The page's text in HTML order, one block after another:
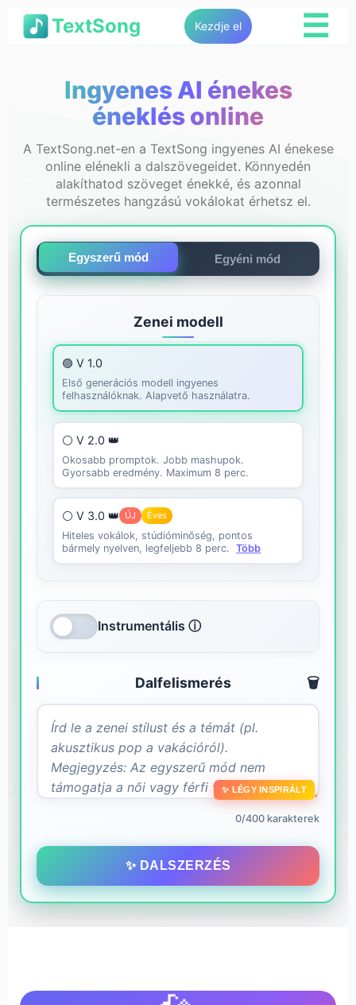
TextSong Kezdje el ☰
Ingyenes AI énekes
éneklés online
A TextSong.net-en a TextSong ingyenes AI énekese
online elénekli a dalszövegeidet. Könnyedén
alakíthatod szöveget énekké, és azonnal
természetes hangzású vokálokat érhetsz el.
Egyszerű mód Egyéni mód
Zenei modell
🟣 V 1.0
Első generációs modell ingyenes
felhasználóknak. Alapvető használatra.
⚪ V 2.0 👑
Okosabb promptok. Jobb mashupok.
Gyorsabb eredmény. Maximum 8 perc.
⚪ V 3.0 👑 ÚJ Éves
Hiteles vokálok, stúdióminőség, pontos
bármely nyelven, legfeljebb 8 perc.
Több
Instrumentális ⓘ
Dalfelismerés 🗑️
✨ LÉGY INSPIRÁLT
0/400 karakterek
✨ DALSZERZÉS